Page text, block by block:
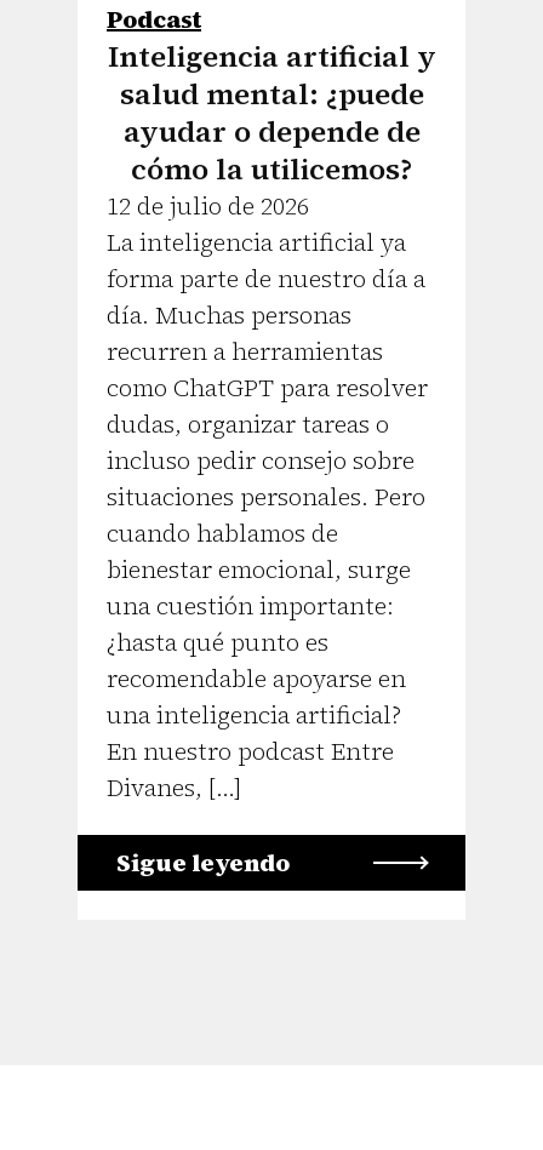
Podcast
Inteligencia artificial y
salud mental: ¿puede
ayudar o depende de
cómo la utilicemos?
12 de julio de 2026
La inteligencia artificial ya
forma parte de nuestro día a
día. Muchas personas
recurren a herramientas
como ChatGPT para resolver
dudas, organizar tareas o
incluso pedir consejo sobre
situaciones personales. Pero
cuando hablamos de
bienestar emocional, surge
una cuestión importante:
¿hasta qué punto es
recomendable apoyarse en
una inteligencia artificial?
En nuestro podcast Entre
Divanes, […]
Sigue leyendo